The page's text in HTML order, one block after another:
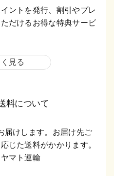
ントを発行、割引やプレ
だけるお得な特典サービ
見る
料について
届けします。お届け先ご
じた送料がかかります。
マト運輸